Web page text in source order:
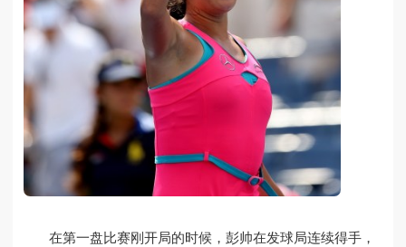
在第一盘比赛刚开局的时候，彭帅在发球局连续得手，